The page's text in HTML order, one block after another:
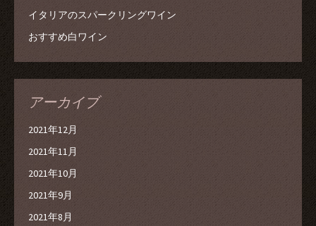
イタリアのスパークリングワイン
おすすめ白ワイン
アーカイブ
2021年12月
2021年11月
2021年10月
2021年9月
2021年8月